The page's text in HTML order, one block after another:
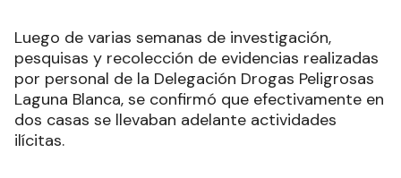
Luego de varias semanas de investigación,
pesquisas y recolección de evidencias realizadas
por personal de la Delegación Drogas Peligrosas
Laguna Blanca, se confirmó que efectivamente en
dos casas se llevaban adelante actividades
ilícitas.